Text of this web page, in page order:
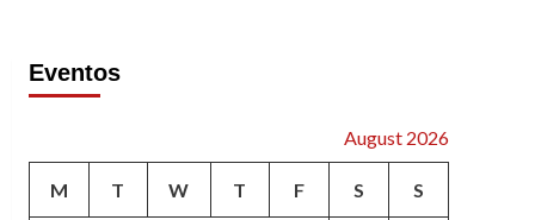
Eventos
August 2026
M T W T F S S